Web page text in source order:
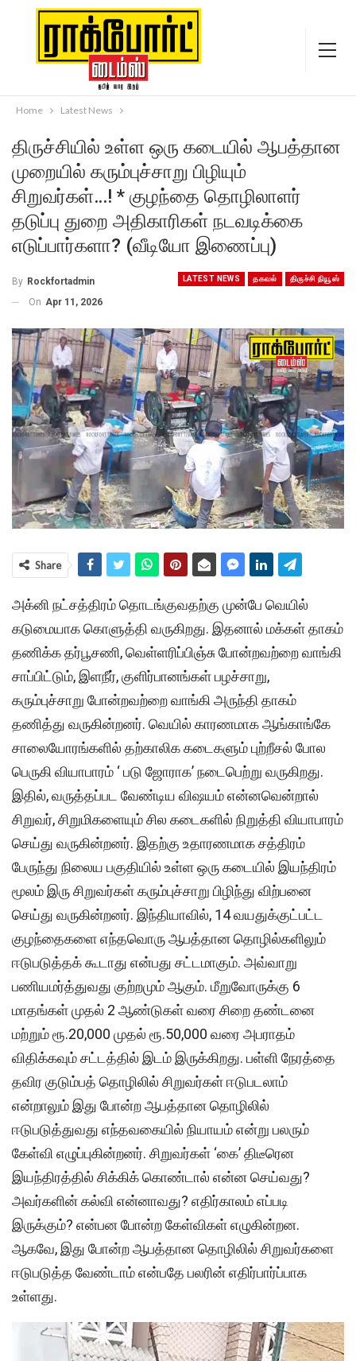
Home Latest News
திருச்சியில் உள்ள ஒரு கடையில் ஆபத்தான
முறையில் கரும்புச்சாறு பிழியும்
சிறுவர்கள்…! * குழந்தை தொழிலாளர்
தடுப்பு துறை அதிகாரிகள் நடவடிக்கை
எடுப்பார்களா? (வீடியோ இணைப்பு)
LATEST NEWS தகவல் திருச்சி நியூஸ்
By Rockfortadmin
On Apr 11, 2026
Share
அக்னி நட்சத்திரம் தொடங்குவதற்கு முன்பே வெயில்
கடுமையாக கொளுத்தி வருகிறது. இதனால் மக்கள் தாகம்
தணிக்க தர்பூசணி, வெள்ளரிப்பிஞ்சு போன்றவற்றை வாங்கி
சாப்பிட்டும், இளநீர், குளிர்பானங்கள் பழச்சாறு,
கரும்புச்சாறு போன்றவற்றை வாங்கி அருந்தி தாகம்
தணித்து வருகின்றனர். வெயில் காரணமாக ஆங்காங்கே
சாலையோரங்களில் தற்காலிக கடைகளும் புற்றீசல் போல
பெருகி வியாபாரம் ‘ படு ஜோராக’ நடைபெற்று வருகிறது.
இதில், வருத்தப்பட வேண்டிய விஷயம் என்னவென்றால்
சிறுவர், சிறுமிகளையும் சில கடைகளில் நிறுத்தி வியாபாரம்
செய்து வருகின்றனர். இதற்கு உதாரணமாக சத்திரம்
பேருந்து நிலைய பகுதியில் உள்ள ஒரு கடையில் இயந்திரம்
மூலம் இரு சிறுவர்கள் கரும்புச்சாறு பிழிந்து விற்பனை
செய்து வருகின்றனர். இந்தியாவில், 14 வயதுக்குட்பட்ட
குழந்தைகளை எந்தவொரு ஆபத்தான தொழில்களிலும்
ஈடுபடுத்தக் கூடாது என்பது சட்டமாகும். அவ்வாறு
பணியமர்த்துவது குற்றமும் ஆகும். மீறுவோருக்கு 6
மாதங்கள் முதல் 2 ஆண்டுகள் வரை சிறை தண்டனை
மற்றும் ரூ.20,000 முதல் ரூ.50,000 வரை அபராதம்
விதிக்கவும் சட்டத்தில் இடம் இருக்கிறது. பள்ளி நேரத்தை
தவிர குடும்பத் தொழிலில் சிறுவர்கள் ஈடுபடலாம்
என்றாலும் இது போன்ற ஆபத்தான தொழிலில்
ஈடுபடுத்துவது எந்தவகையில் நியாயம் என்று பலரும்
கேள்வி எழுப்புகின்றனர். சிறுவர்கள் ‘கை’ திடீரென
இயந்திரத்தில் சிக்கிக் கொண்டால் என்ன செய்வது?
அவர்களின் கல்வி என்னாவது? எதிர்காலம் எப்படி
இருக்கும்? என்பன போன்ற கேள்விகள் எழுகின்றன.
ஆகவே, இது போன்ற ஆபத்தான தொழிலில் சிறுவர்களை
ஈடுபடுத்த வேண்டாம் என்பதே பலரின் எதிர்பார்ப்பாக
உள்ளது.
Video